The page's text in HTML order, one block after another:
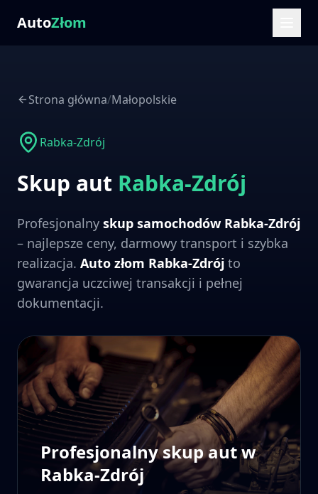
AutoZłom
Strona główna/Małopolskie
Rabka-Zdrój
Skup aut Rabka-Zdrój
Profesjonalny skup samochodów Rabka-Zdrój
– najlepsze ceny, darmowy transport i szybka
realizacja. Auto złom Rabka-Zdrój to
gwarancja uczciwej transakcji i pełnej
dokumentacji.
Profesjonalny skup aut w
Rabka-Zdrój